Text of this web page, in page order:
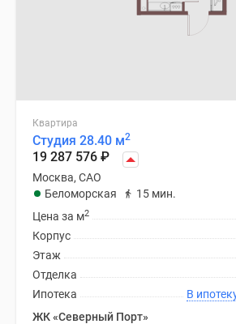
Квартира
Студия 28.40 м2
19 287 576 ₽
Москва, САО
Беломорская
15 мин.
Цена за м2
Корпус
Этаж
Отделка
Ипотека
ЖК «Северный Порт»